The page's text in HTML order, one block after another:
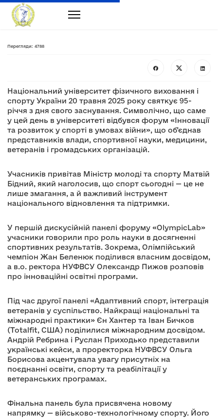
Перегляди: 4788
Національний університет фізичного виховання і
спорту України 20 травня 2025 року святкує 95-
річчя з дня свого заснування. Символічно, що саме
у цей день в університеті відбувся форум «Інновації
та розвиток у спорті в умовах війни», що об’єднав
представників влади, спортивної науки, медицини,
ветеранів і громадських організацій.
Учасників привітав Міністр молоді та спорту Матвій
Бідний, який наголосив, що спорт сьогодні — це не
лише змагання, а й важливий інструмент
національного відновлення та підтримки.
У першій дискусійній панелі форуму «OlympicLab»
учасники говорили про роль науки в досягненні
спортивних результатів. Зокрема, Олімпійський
чемпіон Жан Беленюк поділився власним досвідом,
а в.о. ректора НУФВСУ Олександр Пижов розповів
про інноваційні освітні програми.
Під час другої панелі «Адаптивний спорт, інтеграція
ветеранів у суспільство. Найкращі національні та
міжнародні практики» Єн Хантер та Іван Бичков
(Totalfit, США) поділилися міжнародним досвідом.
Андрій Ребрина і Руслан Приходько представили
українські кейси, а проректорка НУФВСУ Ольга
Борисова акцентувала увагу присутніх на
поєднанні освіти, спорту та реабілітації у
ветеранських програмах.
Фінальна панель була присвячена новому
напрямку — військово-технологічному спорту. Його